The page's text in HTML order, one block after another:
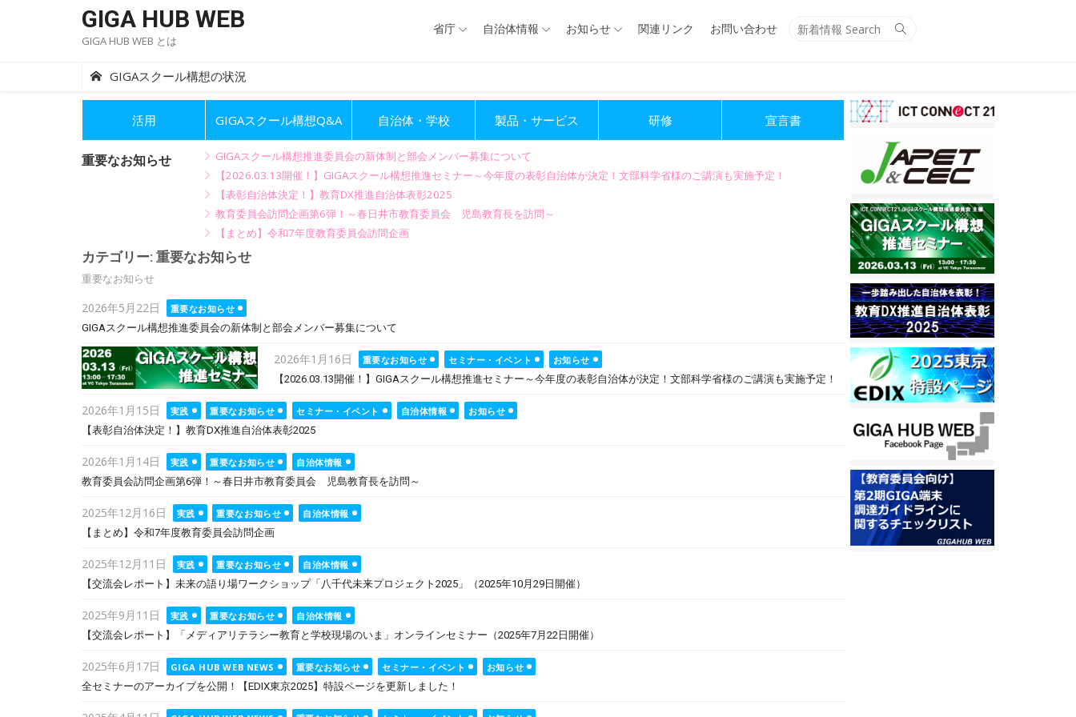
GIGA HUB WEB
GIGA HUB WEB とは
Search
省庁 自治体情報 お知らせ 関連リンク お問い合わせ
GIGAスクール構想の状況
活用 GIGAスクール構想Q&A 自治体・学校 製品・サービス 研修 宣言書
重要なお知らせ
GIGAスクール構想推進委員会の新体制と部会メンバー募集について
【2026.03.13開催！】GIGAスクール構想推進セミナー～今年度の表彰自治体が決定！文部科学省様のご講演も実施予定！
【表彰自治体決定！】教育DX推進自治体表彰2025
教育委員会訪問企画第6弾！～春日井市教育委員会 児島教育長を訪問～
【まとめ】令和7年度教育委員会訪問企画
カテゴリー: 重要なお知らせ
重要なお知らせ
Posted
on
2026年5月22日
重要なお知らせ
GIGAスクール構想推進委員会の新体制と部会メンバー募集について
Posted
on
2026年1月16日 重要なお知らせ セミナー・イベント
お知らせ
【2026.03.13開催！】GIGAスクール構想推進セミナー～今年度の表彰自治体が決定！文部科学省様のご講演も実施予定！
Posted
on
2026年1月15日 実践 重要なお知らせ セミナー・イベント 自治体情報
お知らせ
【表彰自治体決定！】教育DX推進自治体表彰2025
Posted
on
2026年1月14日 実践 重要なお知らせ
自治体情報
教育委員会訪問企画第6弾！～春日井市教育委員会 児島教育長を訪問～
Posted
on
2025年12月16日 実践 重要なお知らせ
自治体情報
【まとめ】令和7年度教育委員会訪問企画
Posted
on
2025年12月11日 実践 重要なお知らせ
自治体情報
【交流会レポート】未来の語り場ワークショップ「八千代未来プロジェクト2025」（2025年10月29日開催）
Posted
on
2025年9月11日 実践 重要なお知らせ
自治体情報
【交流会レポート】「メディアリテラシー教育と学校現場のいま」オンラインセミナー（2025年7月22日開催）
Posted
on
2025年6月17日 GIGA HUB WEB NEWS 重要なお知らせ セミナー・イベント
お知らせ
全セミナーのアーカイブを公開！【EDIX東京2025】特設ページを更新しました！
Posted